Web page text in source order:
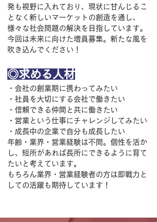
発も視野に入れており、現状に甘んじるこ
となく新しいマーケットの創造を通し、
様々な社会問題の解決を目指しています。
今回は未来に向けた増員募集。新たな風を
吹き込んでください！
​◎求める人材
・会社の創業期に携わってみたい
・社員を大切にする会社で働きたい
・信頼できる仲間と共に働きたい
・営業という仕事にチャレンジしてみたい
・成長中の企業で自分も成長したい
年齢・業界・営業経験は不問。個性を活か
し、短所があれば長所にできるように育て
たいと考えています。
もちろん業界・営業経験者の方は即戦力と
しての活躍も期待しています！